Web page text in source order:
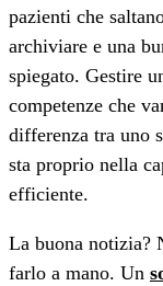
pazienti che
archiviare e una
spiegato. Gestire
competenze che
differenza tra uno
sta proprio nella
efficiente.
La buona notizia?
farlo a mano. Un